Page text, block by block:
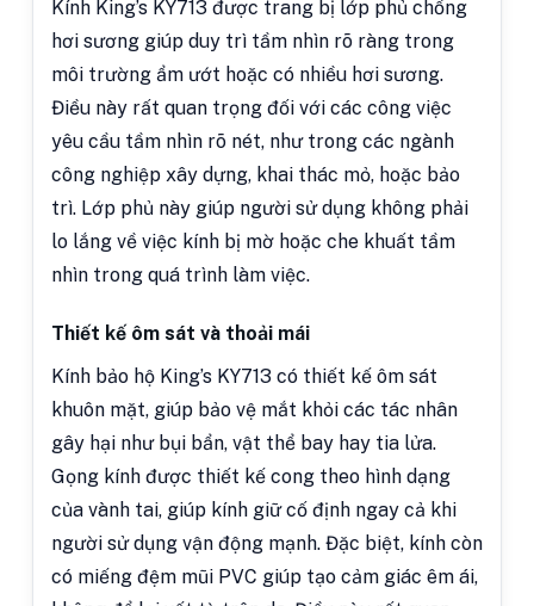
Kính King’s KY713 được trang bị lớp phủ chống
hơi sương giúp duy trì tầm nhìn rõ ràng trong
môi trường ẩm ướt hoặc có nhiều hơi sương.
Điều này rất quan trọng đối với các công việc
yêu cầu tầm nhìn rõ nét, như trong các ngành
công nghiệp xây dựng, khai thác mỏ, hoặc bảo
trì. Lớp phủ này giúp người sử dụng không phải
lo lắng về việc kính bị mờ hoặc che khuất tầm
nhìn trong quá trình làm việc.
Thiết kế ôm sát và thoải mái
Kính bảo hộ King’s KY713 có thiết kế ôm sát
khuôn mặt, giúp bảo vệ mắt khỏi các tác nhân
gây hại như bụi bẩn, vật thể bay hay tia lửa.
Gọng kính được thiết kế cong theo hình dạng
của vành tai, giúp kính giữ cố định ngay cả khi
người sử dụng vận động mạnh. Đặc biệt, kính còn
có miếng đệm mũi PVC giúp tạo cảm giác êm ái,